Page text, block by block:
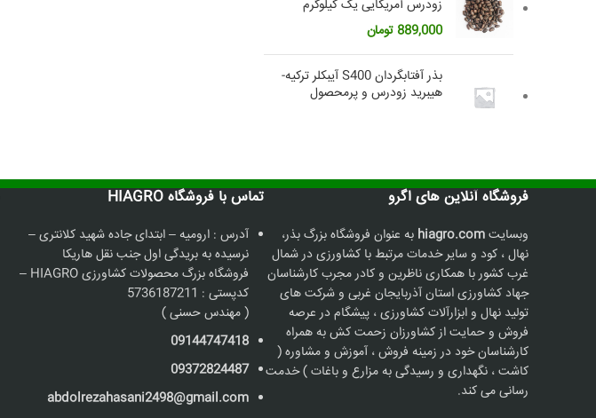
زودرس آمریکایی یک کیلوگرم
889,000تومان
بذر آفتابگردان S400 آیبکلر ترکیه-
هیبرید زودرس و پرمحصول
فروشگاه آنلاین های اگرو
وبسایتhiagro.com به عنوان فروشگاه بزرگ بذر،
نهال ، کود و سایر خدمات مرتبط با کشاورزی در شمال
غرب کشور با همکاری ناظرین و کادر مجرب کارشناسان
جهاد کشاورزی استان آذربایجان غربی و شرکت های
تولید نهال و ابزارآلات کشاورزی ، پیشگام در عرصه
فروش و حمایت از کشاورزان زحمت کش به همراه
کارشناسان خود در زمینه فروش ، آموزش و مشاوره (
کاشت ، نگهداری و رسیدگی به مزارع و باغات ) خدمت
رسانی می کند.
تماس با فروشگاه HIAGRO
آدرس : ارومیه – ابتدای جاده شهید کلانتری –
نرسیده به بریدگی اول جنب نقل هاریکا
فروشگاه بزرگ محصولات کشاورزی HIAGRO –
کدپستی : 5736187211
( مهندس حسنی )
09144747418
09372824487
abdolrezahasani2498@gmail.com